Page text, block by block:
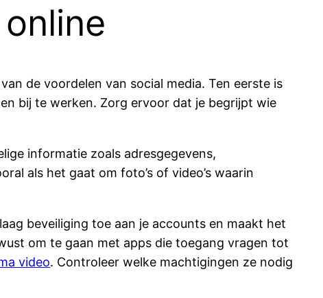
de voordelen van social media. Ten eerste is
bij te werken. Zorg ervoor dat je begrijpt wie
informatie zoals adresgegevens,
als het gaat om foto’s of video’s waarin
beveiliging toe aan je accounts en maakt het
om te gaan met apps die toegang vragen tot
video. Controleer welke machtigingen ze nodig